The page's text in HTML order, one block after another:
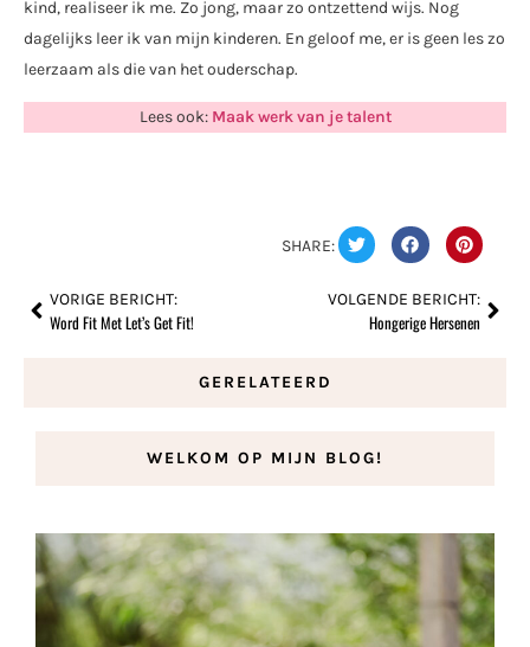
kind, realiseer ik me. Zo jong, maar zo ontzettend wijs. Nog
dagelijks leer ik van mijn kinderen. En geloof me, er is geen les zo
leerzaam als die van het ouderschap.
Lees ook: Maak werk van je talent
SHARE:
VORIGE BERICHT:
Word Fit Met Let’s Get Fit!
VOLGENDE BERICHT:
Hongerige Hersenen
GERELATEERD
WELKOM OP MIJN BLOG!